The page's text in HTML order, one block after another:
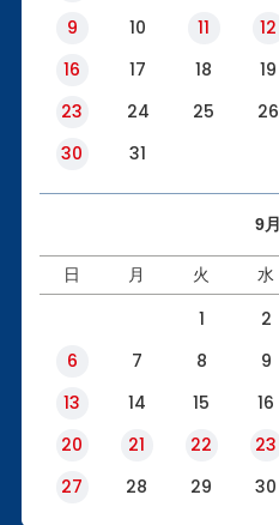
9
10 11 12
16
17 18 19
23
24 25 26
30
31
9月
日 月 火 水
1 2
6
7 8 9
13
14 15 16
20
21 22 23
27
28 29 30